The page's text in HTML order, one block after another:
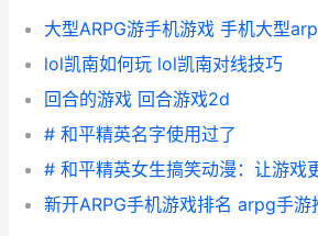
大型ARPG游手机游戏 手机大型
lol凯南如何玩 lol凯南对线技巧
回合的游戏 回合游戏2d
# 和平精英名字使用过了
# 和平精英女生搞笑动漫：让游戏
新开ARPG手机游戏排名 arpg手游